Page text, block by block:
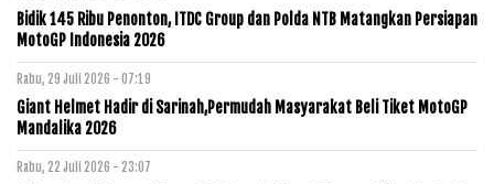
Bidik 145 Ribu Penonton, ITDC Group dan Polda NTB Matangkan Persiapan
MotoGP Indonesia 2026
Rabu, 29 Juli 2026 - 07:19
Giant Helmet Hadir di Sarinah,Permudah Masyarakat Beli Tiket MotoGP
Mandalika 2026
Rabu, 22 Juli 2026 - 23:07